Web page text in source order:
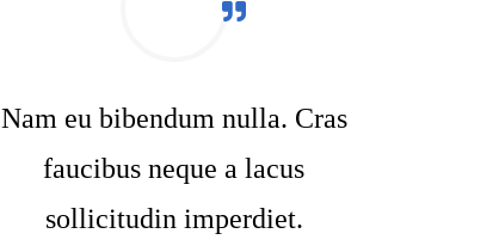
Nam eu bibendum nulla. Cras
faucibus neque a lacus
sollicitudin imperdiet.